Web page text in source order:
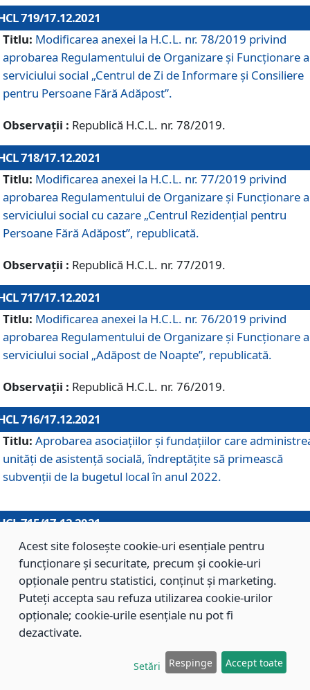
719/17.12.2021
Titlu: Modificarea anexei la H.C.L. nr. 78/2019 privind
aprobarea Regulamentului de Organizare și Funcționare
serviciului social „Centrul de Zi de Informare şi Consiliere
pentru Persoane Fără Adăpost”.
Observații : Republică H.C.L. nr. 78/2019.
718/17.12.2021
Titlu: Modificarea anexei la H.C.L. nr. 77/2019 privind
aprobarea Regulamentului de Organizare și Funcționare
serviciului social cu cazare „Centrul Rezidențial pentru
Persoane Fără Adăpost”, republicată.
Observații : Republică H.C.L. nr. 77/2019.
717/17.12.2021
Titlu: Modificarea anexei la H.C.L. nr. 76/2019 privind
aprobarea Regulamentului de Organizare şi Funcționare
serviciului social „Adăpost de Noapte”, republicată.
Observații : Republică H.C.L. nr. 76/2019.
716/17.12.2021
Titlu: Aprobarea asociaţiilor şi fundaţiilor care
unităţi de asistenţă socială, îndreptăţite să primească
subvenţii de la bugetul local în anul 2022.
715/17.12.2021
Titlu: Aprobarea Planului de acţiuni sau lucrări de interes
local pentru anul 2022.
714/17.12.2021
Titlu: Modificarea Anexei la H.C.L. nr. 709/2020 privind
aprobarea Regulamentului de Organizare şi Funcţionare
Direcţiei de Asistenţă Socială Braşov.
Acest site folosește cookie-uri esențiale pentru
funcționare și securitate, precum și cookie-uri
opționale pentru statistici, conținut și marketing.
Puteți accepta sau refuza utilizarea cookie-urilor
opționale; cookie-urile esențiale nu pot fi
dezactivate.
Setări Respinge Accept toate